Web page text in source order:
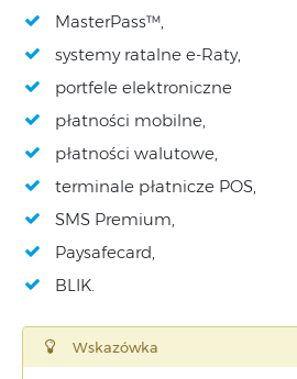
MasterPass™,
systemy ratalne e-Raty,
portfele elektroniczne
płatności mobilne,
płatności walutowe,
terminale płatnicze POS,
SMS Premium,
Paysafecard,
BLIK.
Wskazówka